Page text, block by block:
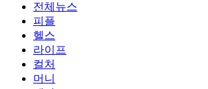
전체뉴스
피플
헬스
라이프
컬처
머니